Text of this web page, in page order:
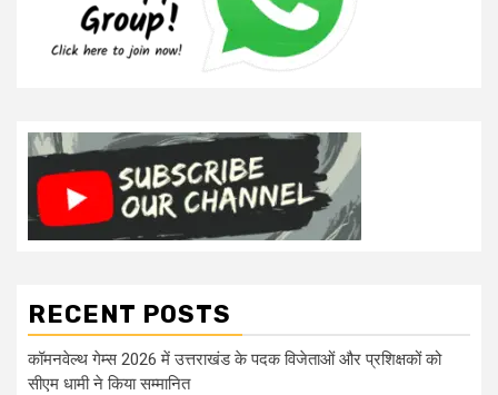
RECENT POSTS
कॉमनवेल्थ गेम्स 2026 में उत्तराखंड के पदक विजेताओं और प्रशिक्षकों को
सीएम धामी ने किया सम्मानित